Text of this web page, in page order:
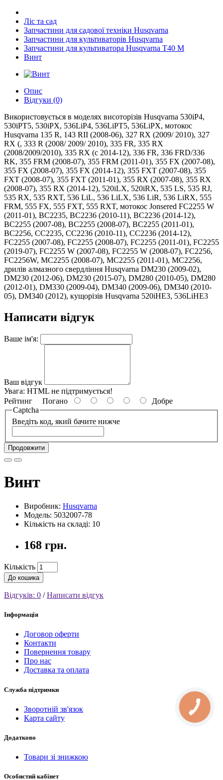
Ліс та сад
Запчастини для садової техніки Husqvarna
Запчастини для культиваторів Husqvarna
Запчастини для культиватора Husqvarna T40 M
Винт
Опис
Відгуки (0)
Використовується в моделях висоторізів Husqvarna 530iP4,
530iPT5, 530iPX, 536LiP4, 536LiPT5, 536LiPX, мотокос
Husqvarna 135 R, 143 RII (2008-06), 327 RX (2009/ 2010), 327
RX (, 333 R (2008/ 2009/ 2010), 335 FR, 335 RX
(2008/2009/2010), 335 RX (c 2014-12), 336 FR, 336 FRD/336
RK, 355 FRM (2008-07), 355 FRM (2011-01), 355 FX (2007-08),
355 FX (2008-07), 355 FX (2014-12), 355 FXT (2007-08), 355
FXT (2008-07), 355 FXT (2011-01), 355 RX (2007-08), 355 RX
(2008-07), 355 RX (2014-12), 520iLX, 520iRX, 535 LS, 535 RJ,
535 RX, 535 RXT, 536 LiL, 536 LiLX, 536 LiR, 536 LiRX, 555
FRM, 555 FX, 555 FXT, 555 RXT, мотокос Jonsered FC2255 W
(2011-01), BC2235, BC2236 (2010-11), BC2236 (2014-12),
BC2255 (2007-08), BC2255 (2008-07), BC2255 (2011-01),
BC2256, CC2235, CC2236 (2010-11), CC2236 (2014-12),
FC2255 (2007-08), FC2255 (2008-07), FC2255 (2011-01), FC2255
(2019-07), FC2255 W (2007-08), FC2255 W (2008-07), FC2256,
FC2256W, MC2255 (2008-07), MC2255 (2011-01), MC2256,
дрилів алмазного свердління Husqvarna DM230 (2009-02),
DM230 (2012-06), DM230 (2015-07), DM280 (2010-05), DM280
(2012-01), DM330 (2009-04), DM340 (2009-06), DM340 (2010-
05), DM340 (2012), кущорізів Husqvarna 520iHE3, 536LiHE3
Написати відгук
Ваше ім'я:
Ваш відгук
Увага: HTML не підтримується!
Рейтинг Погано
Добре
Captcha
Введіть код, який бачите нижче
Продовжити
Винт
Виробник: Husqvarna
Модель: 5032007-78
Кількість на складі: 10
168 грн.
Кількість
До кошика
Відгуків: 0 /Написати відгук
Інформація
Договор оферти
Контакти
Повернення товару
Про нас
Доставка та оплата
Служба підтримки
Зворотній зв'язок
Карта сайту
Додатково
Товари зі знижкою
Особистий кабінет
КНОПКА
СВЯЗИ